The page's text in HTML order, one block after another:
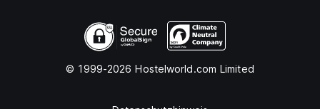
© 1999-2026 Hostelworld.com Limited